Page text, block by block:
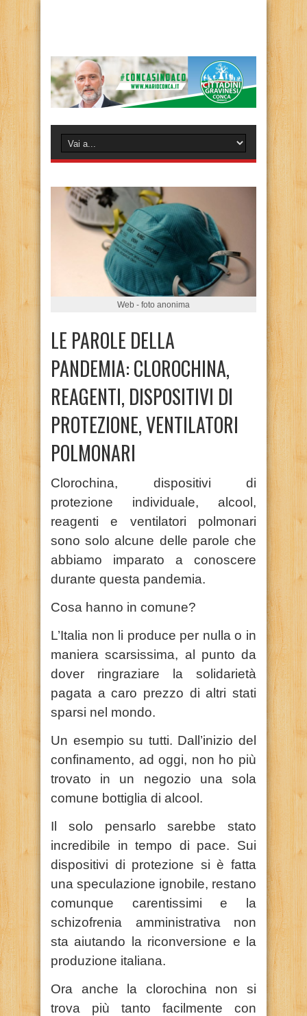
Web - foto anonima
LE PAROLE DELLA
PANDEMIA: CLOROCHINA,
REAGENTI, DISPOSITIVI DI
PROTEZIONE, VENTILATORI
POLMONARI
Clorochina, dispositivi di
protezione individuale, alcool,
reagenti e ventilatori polmonari
sono solo alcune delle parole che
abbiamo imparato a conoscere
durante questa pandemia.
Cosa hanno in comune?
L’Italia non li produce per nulla o in
maniera scarsissima, al punto da
dover ringraziare la solidarietà
pagata a caro prezzo di altri stati
sparsi nel mondo.
Un esempio su tutti. Dall’inizio del
confinamento, ad oggi, non ho più
trovato in un negozio una sola
comune bottiglia di alcool.
Il solo pensarlo sarebbe stato
incredibile in tempo di pace. Sui
dispositivi di protezione si è fatta
una speculazione ignobile, restano
comunque carentissimi e la
schizofrenia amministrativa non
sta aiutando la riconversione e la
produzione italiana.
Ora anche la clorochina non si
trova più tanto facilmente con